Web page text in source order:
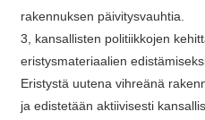
rakennuksen päivitysvauhtia.
3, kansallisten politiikkojen
eristysmateriaalien
Eristystä uutena vihreänä
ja edistetään aktiivisesti